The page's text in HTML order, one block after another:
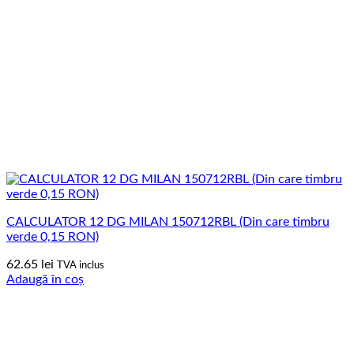
CALCULATOR 12 DG MILAN 150712RBL (Din care timbru
verde 0,15 RON)
62.65 lei TVA inclus
Adaugă în coș